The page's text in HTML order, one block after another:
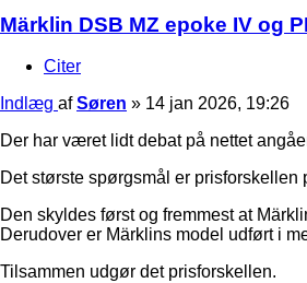
Märklin DSB MZ epoke IV og
Citer
Indlæg afSøren » 14 jan 2026, 19:26
Der har været lidt debat på nettet
Det største spørgsmål er
Den skyldes først og fremmest at
Derudover er Märklins model udført i
Tilsammen udgør det prisforskellen.